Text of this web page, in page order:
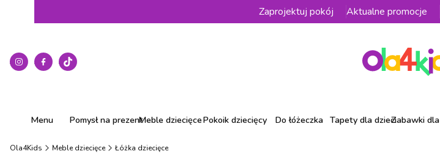
Zaprojektuj pokój Aktualne promocje
Menu Pomysł na prezentMeble dziecięcePokoik dziecięcy Do łóżeczka Tapety dla dzieciZabawki
Ola4Kids Meble dziecięce Łóżka dziecięce